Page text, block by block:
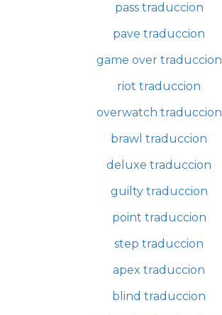
pass traduccion
pave traduccion
game over traduccion
riot traduccion
overwatch traduccion
brawl traduccion
deluxe traduccion
guilty traduccion
point traduccion
step traduccion
apex traduccion
blind traduccion